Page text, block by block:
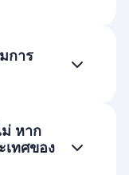
การ
หาก
ทศของ